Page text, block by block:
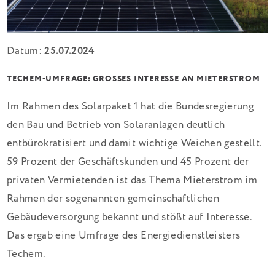
Datum:25.07.2024
TECHEM-UMFRAGE: GROSSES INTERESSE AN MIETERSTROM
Im Rahmen des Solarpaket 1 hat die Bundesregierung
den Bau und Betrieb von Solaranlagen deutlich
entbürokratisiert und damit wichtige Weichen gestellt.
59 Prozent der Geschäftskunden und 45 Prozent der
privaten Vermietenden ist das Thema Mieterstrom im
Rahmen der sogenannten gemeinschaftlichen
Gebäudeversorgung bekannt und stößt auf Interesse.
Das ergab eine Umfrage des Energiedienstleisters
Techem.